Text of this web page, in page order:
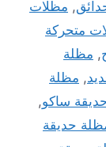
, مظلات
متحركة
, مظلة
, مظلة
ساكو,
حديقة